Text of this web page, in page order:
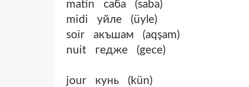
matin саба (saba)
midi уйле (üyle)
soir акъшам (aqşam)
nuit гедже (gece)
jour кунь (kün)